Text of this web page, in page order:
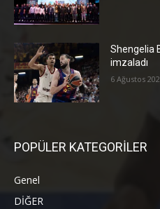
Shengelia
imzaladı
6 Ağustos
POPÜLER KATEGORİLER
Genel
DİĞER